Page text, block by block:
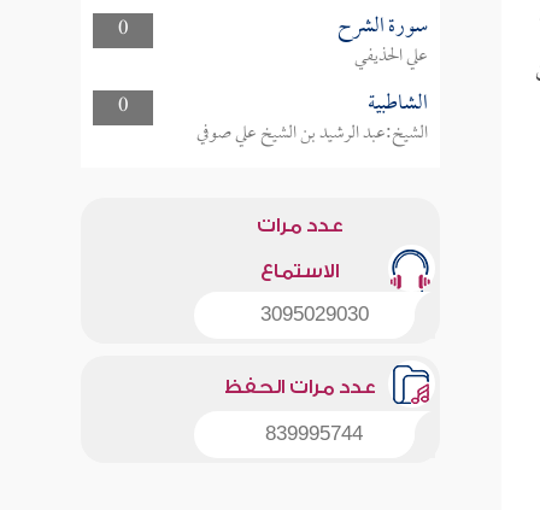
0
سورة الشرح
علي الحذيفي
0
الشاطبية
الشيخ:عبد الرشيد بن الشيخ علي صوفي
عدد مرات
الاستماع
3095029030
عدد مرات الحفظ
839995744